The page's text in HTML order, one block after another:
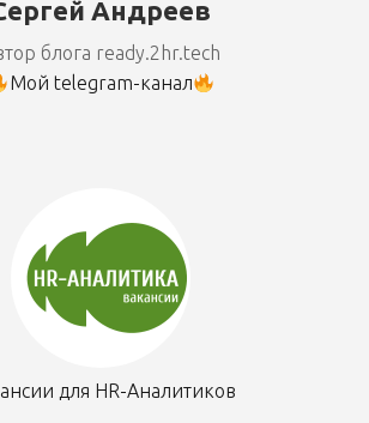
Андреев
блога ready.2hr.tech
Мой telegram-канал
для HR-Аналитиков